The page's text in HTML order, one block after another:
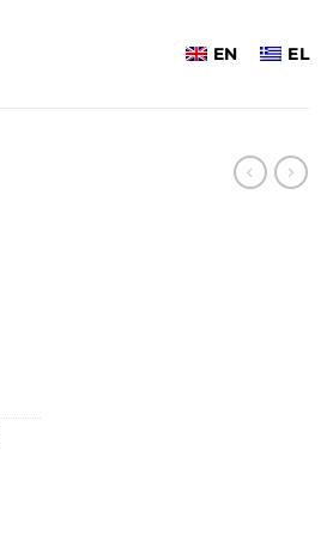
EN EL